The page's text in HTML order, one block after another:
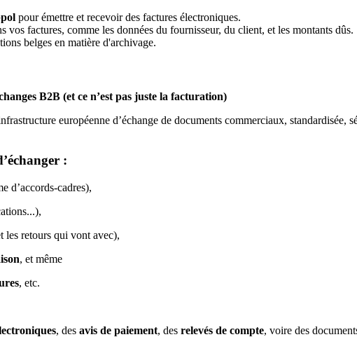
pour émettre et recevoir des factures électroniques.
vos factures, comme les données du fournisseur, du client, et les montants dûs.
belges en matière d'archivage.
B2B (et ce n’est pas juste la facturation)
européenne d’échange de documents commerciaux, standardisée,
:
d’accords-cadres),
les retours qui vont avec),
, et même
, etc.
, des avis de paiement, des relevés de compte, voire des